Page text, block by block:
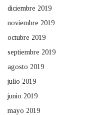
diciembre 2019
noviembre 2019
octubre 2019
septiembre 2019
agosto 2019
julio 2019
junio 2019
mayo 2019